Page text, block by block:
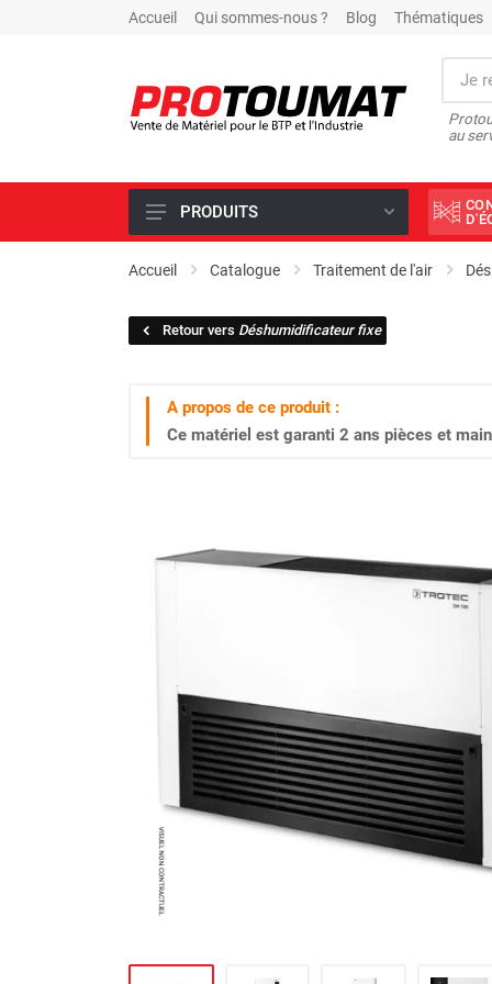
Accueil Qui sommes-nous ? Blog Thématiques
au
PROMOTIONS D'USINE
SCIAGE ET FORAGE
TRAVAIL DU BÉTON
COMPRESSEUR DE CHANTIER
MACHINE DE PROJECTION ET
COULAGE
MATÉRIEL DE SABLAGE
POMPE ET PISTOLET À
PEINTURE
DÉCOLLEUSE À PAPIER PEINT
MANUTENTION ET LEVAGE
PRODUITS
Accueil Catalogue Traitement de l'air
Retour vers Déshumidificateur fixe
A propos de ce produit :
Ce matériel est garanti 2 ans pièces et